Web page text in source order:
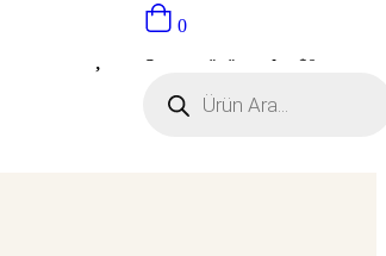
0
Sepette ürün yok.:
$0